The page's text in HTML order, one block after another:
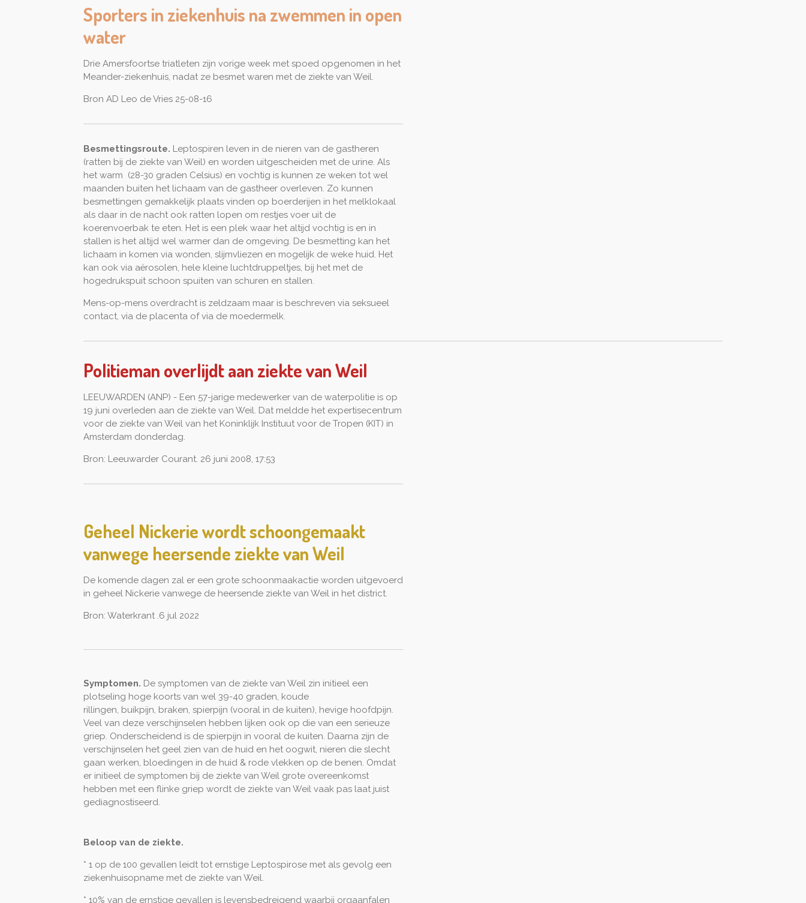
Sporters in ziekenhuis na zwemmen in open
water
Drie Amersfoortse triatleten zijn vorige week met spoed opgenomen in het
Meander-ziekenhuis, nadat ze besmet waren met de ziekte van Weil.
Bron AD Leo de Vries 25-08-16
Besmettingsroute. Leptospiren leven in de nieren van de gastheren
(ratten bij de ziekte van Weil) en worden uitgescheiden met de urine. Als
het warm (28-30 graden Celsius) en vochtig is kunnen ze weken tot wel
maanden buiten het lichaam van de gastheer overleven. Zo kunnen
besmettingen gemakkelijk plaats vinden op boerderijen in het melklokaal
als daar in de nacht ook ratten lopen om restjes voer uit de
koerenvoerbak te eten. Het is een plek waar het altijd vochtig is en in
stallen is het altijd wel warmer dan de omgeving. De besmetting kan het
lichaam in komen via wonden, slijmvliezen en mogelijk de weke huid. Het
kan ook via aërosolen, hele kleine luchtdruppeltjes, bij het met de
hogedrukspuit schoon spuiten van schuren en stallen.
Mens-op-mens overdracht is zeldzaam maar is beschreven via seksueel
contact, via de placenta of via de moedermelk.
Politieman overlijdt aan ziekte van Weil
LEEUWARDEN (ANP) - Een 57-jarige medewerker van de waterpolitie is op
19 juni overleden aan de ziekte van Weil. Dat meldde het expertisecentrum
voor de ziekte van Weil van het Koninklijk Instituut voor de Tropen (KIT) in
Amsterdam donderdag.
Bron: Leeuwarder Courant. 26 juni 2008, 17:53
Geheel Nickerie wordt schoongemaakt
vanwege heersende ziekte van Weil
De komende dagen zal er een grote schoonmaakactie worden uitgevoerd
in geheel Nickerie vanwege de heersende ziekte van Weil in het district.
Bron: Waterkrant .6 jul 2022
Symptomen. De symptomen van de ziekte van Weil zin initieel een
plotseling hoge koorts van wel 39-40 graden, koude
rillingen, buikpijn, braken, spierpijn (vooral in de kuiten), hevige hoofdpijn.
Veel van deze verschijnselen hebben lijken ook op die van een serieuze
griep. Onderscheidend is de spierpijn in vooral de kuiten. Daarna zijn de
verschijnselen het geel zien van de huid en het oogwit, nieren die slecht
gaan werken, bloedingen in de huid & rode vlekken op de benen. Omdat
er initieel de symptomen bij de ziekte van Weil grote overeenkomst
hebben met een flinke griep wordt de ziekte van Weil vaak pas laat juist
gediagnostiseerd.
Beloop van de ziekte.
* 1 op de 100 gevallen leidt tot ernstige Leptospirose met als gevolg een
ziekenhuisopname met de ziekte van Weil.
* 10% van de ernstige gevallen is levensbedreigend waarbij orgaanfalen